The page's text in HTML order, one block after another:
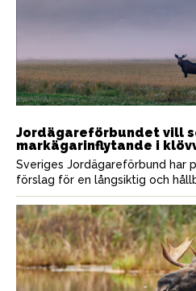
Jordägareförbundet vill
markägarinflytande i
Sveriges Jordägareförbund
förslag för en långsiktig och